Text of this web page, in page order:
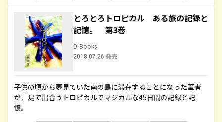
とろとろトロピカル ある旅の記録と
記憶。 第3巻
D-Books
2018.07.26 発売
子供の頃から夢見ていた南の島に滞在することになった筆者
が、島で出合うトロピカルでマジカルな45日間の記録と記
憶。